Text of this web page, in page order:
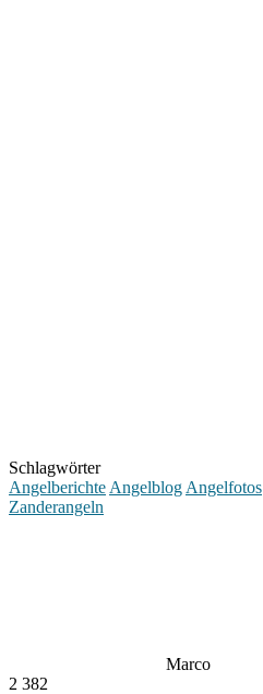
Schlagwörter
Angelberichte Angelblog Angelfotos
Zanderangeln
Marco
2 382